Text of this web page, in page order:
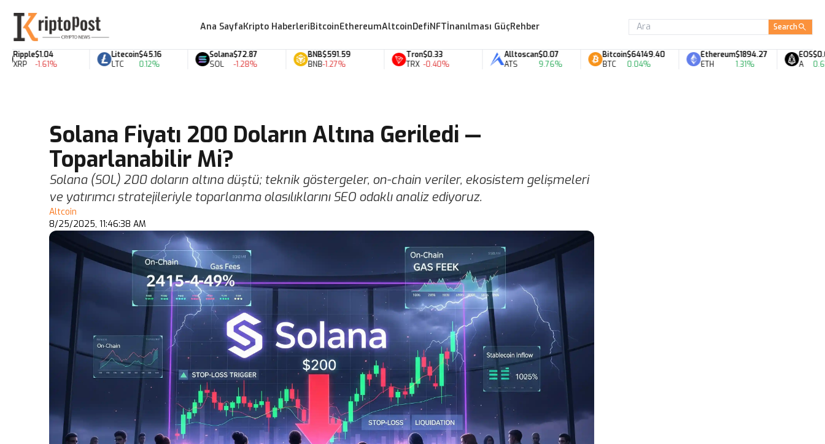
Ana SayfaKripto HaberleriBitcoinEthereumAltcoinDefiNFTİnanılması GüçRehber Search
$1.04
-1.61%
Litecoin
LTC
$45.16
0.12%
Solana
SOL
$72.87
-1.28%
BNB
BNB
$591.59
-1.27%
Tron
TRX
$0.33
-0.40%
Alltoscan
ATS
$0.07
9.76%
Bitcoin
BTC
$64149.40
0.04%
Ethereum
ETH
$1894.27
1.31%
EOS
A
$0.07
0.61%
Solana Fiyatı 200 Doların Altına Geriledi —
Toparlanabilir Mi?
Solana (SOL) 200 doların altına düştü; teknik göstergeler, on-chain veriler, ekosistem gelişmeleri
ve yatırımcı stratejileriyle toparlanma olasılıklarını SEO odaklı analiz ediyoruz.
Altcoin
8/25/2025, 11:46:38 AM